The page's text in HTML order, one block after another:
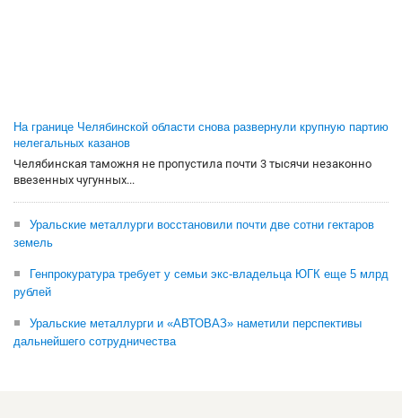
На границе Челябинской области снова развернули крупную партию
нелегальных казанов
Челябинская таможня не пропустила почти 3 тысячи незаконно
ввезенных чугунных...
Уральские металлурги восстановили почти две сотни гектаров
земель
Генпрокуратура требует у семьи экс-владельца ЮГК еще 5 млрд
рублей
Уральские металлурги и «АВТОВАЗ» наметили перспективы
дальнейшего сотрудничества